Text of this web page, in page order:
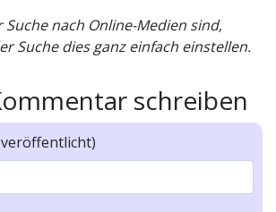
Suche nach Online-Medien sind,
Suche dies ganz einfach einstellen.
schreiben